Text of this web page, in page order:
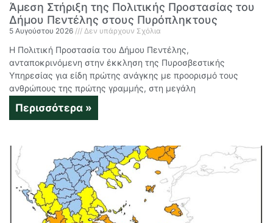
Άμεση Στήριξη της Πολιτικής Προστασίας του
Δήμου Πεντέλης στους Πυρόπληκτους
5 Αυγούστου 2026 Δεν υπάρχουν Σχόλια
Η Πολιτική Προστασία του Δήμου Πεντέλης,
ανταποκρινόμενη στην έκκληση της Πυροσβεστικής
Υπηρεσίας για είδη πρώτης ανάγκης με προορισμό τους
ανθρώπους της πρώτης γραμμής, στη μεγάλη
Περισσότερα »